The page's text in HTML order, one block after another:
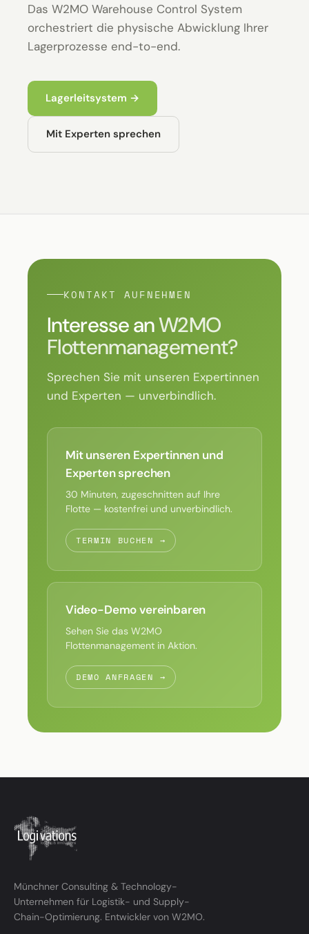
Das W2MO Warehouse Control System
orchestriert die physische Abwicklung Ihrer
Lagerprozesse end-to-end.
Lagerleitsystem →
Mit Experten sprechen
KONTAKT AUFNEHMEN
Interesse anW2MO
Flottenmanagement?
Sprechen Sie mit unseren Expertinnen
und Experten — unverbindlich.
Mit unseren Expertinnen und
Experten sprechen
30 Minuten, zugeschnitten auf Ihre
Flotte — kostenfrei und unverbindlich.
TERMIN BUCHEN →
Video-Demo vereinbaren
Sehen Sie das W2MO
Flottenmanagement in Aktion.
DEMO ANFRAGEN →
Münchner Consulting & Technology-
Unternehmen für Logistik- und Supply-
Chain-Optimierung. Entwickler von W2MO.